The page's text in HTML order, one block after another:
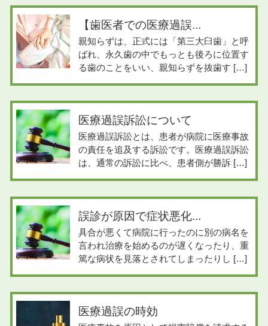
【歯医者での医療過誤...
親知らずは、正式には「第三大臼歯」と呼
ばれ、永久歯の中でもっとも後ろに位置す
る歯のことをいい、親知らずを抜歯す […]
医療過誤訴訟について
医療過誤訴訟とは、患者が病院に医療事故
の責任を追及する訴訟です。医療過誤訴訟
は、通常の訴訟に比べ、患者側が勝訴 […]
誤診が原因で症状悪化...
具合が悪くて病院に行ったのに別の病名を
言われ治療を始めるのが遅くなったり、重
篤な病状を見落とされてしまったりし […]
医療過誤の時効